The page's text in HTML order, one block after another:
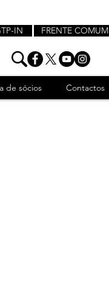
IN FRENTE COMUM
de sócios Contactos